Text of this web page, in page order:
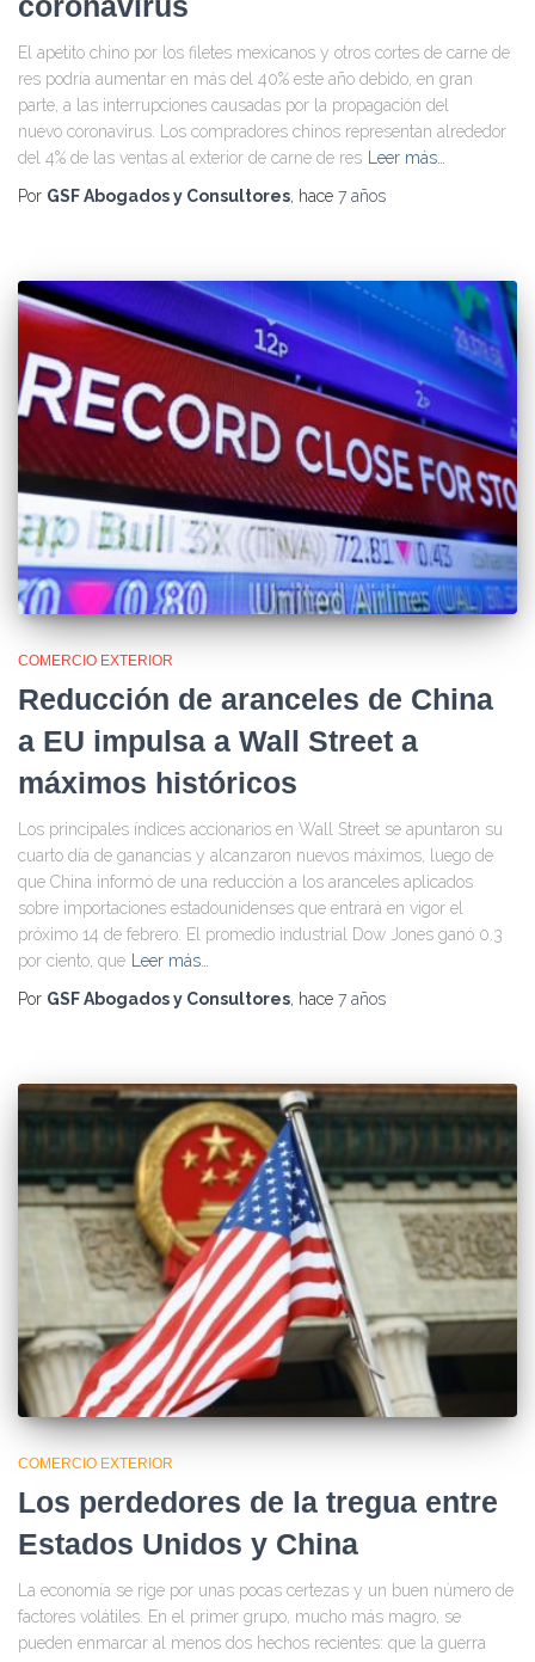
El apetito chino por los filetes mexicanos y otros cortes de carne de
res podría aumentar en más del 40% este año debido, en gran
parte, a las interrupciones causadas por la propagación del
nuevo coronavirus. Los compradores chinos representan alrededor
del 4% de las ventas al exterior de carne de res Leer más…
Por GSF Abogados y Consultores, hace 7 años
COMERCIO EXTERIOR
Reducción de aranceles de China
a EU impulsa a Wall Street a
máximos históricos
Los principales índices accionarios en Wall Street se apuntaron su
cuarto día de ganancias y alcanzaron nuevos máximos, luego de
que China informó de una reducción a los aranceles aplicados
sobre importaciones estadounidenses que entrará en vigor el
próximo 14 de febrero. El promedio industrial Dow Jones ganó 0.3
por ciento, que
Leer más…
Por GSF Abogados y Consultores, hace 7 años
COMERCIO EXTERIOR
Los perdedores de la tregua entre
Estados Unidos y China
La economía se rige por unas pocas certezas y un buen número de
factores volátiles. En el primer grupo, mucho más magro, se
pueden enmarcar al menos dos hechos recientes: que la guerra